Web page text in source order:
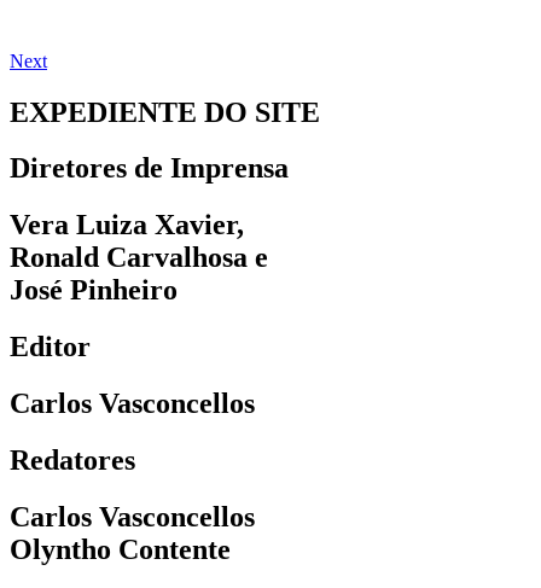
Next
EXPEDIENTE DO SITE
Diretores de Imprensa
Vera Luiza Xavier,
Ronald Carvalhosa e
José Pinheiro
Editor
Carlos Vasconcellos
Redatores
Carlos Vasconcellos
Olyntho Contente